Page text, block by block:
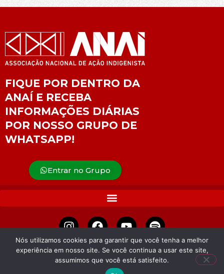
FIQUE POR DENTRO DA
ANAÍ E RECEBA
INFORMAÇÕES DIÁRIAS
POR NOSSO GRUPO DE
WHATSAPP!
Entrar no Grupo
APOIE
Nós utilizamos cookies para garantir que você tenha a melhor
experiência em nosso site. Se você continua a usar este site,
assumimos que você está satisfeito.